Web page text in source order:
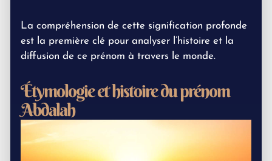
La compréhension de cette signification profonde
est la première clé pour analyser l’histoire et la
diffusion de ce prénom à travers le monde.
Étymologie et histoire du prénom
Abdalah